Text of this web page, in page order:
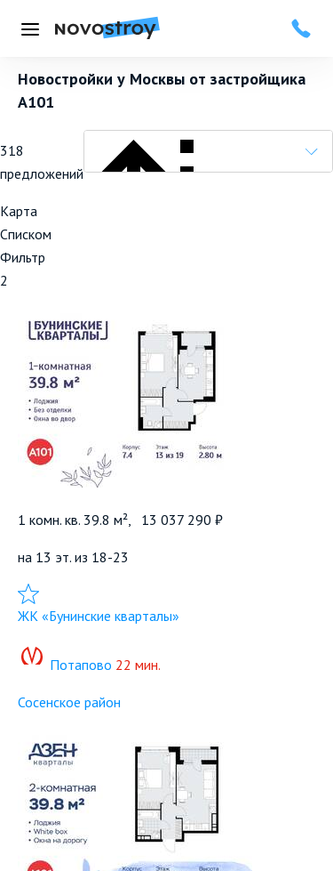
Меню
Новостройки у Москвы от застройщика
А101
318
предложений
Карта
Списком
Фильтр
2
1 комн. кв. 39.8 м², 13 037 290 ₽
на 13 эт. из 18-23
Добавить в избранное
ЖК «Бунинские кварталы»
Потапово 22 мин.
Сосенское район